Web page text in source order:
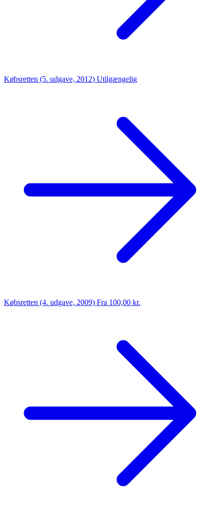
Købsretten (5. udgave, 2012) Utilgængelig
Købsretten (4. udgave, 2009) Fra 100,00 kr.